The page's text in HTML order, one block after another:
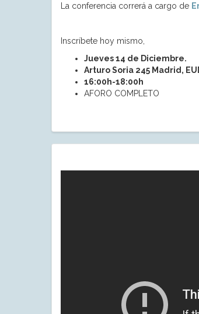
La conferencia correrá a cargo de
Inscríbete hoy mismo,
Jueves 14 de Diciembre.
Arturo Soria 245 Madrid,
16:00h-18:00h
AFORO COMPLETO